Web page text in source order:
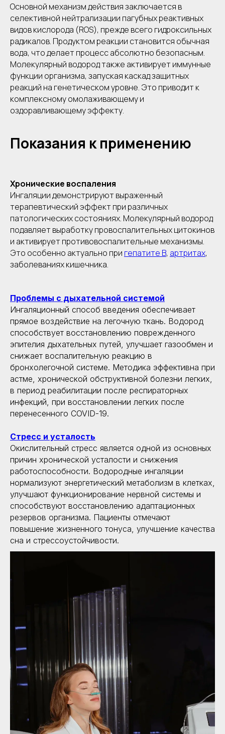
Основной механизм действия заключается в
селективной нейтрализации пагубных реактивных
видов кислорода (ROS), прежде всего гидроксильных
радикалов. Продуктом реакции становится обычная
вода, что делает процесс абсолютно безопасным.
Молекулярный водород также активирует иммунные
функции организма, запуская каскад защитных
реакций на генетическом уровне. Это приводит к
комплексному омолаживающему и
оздоравливающему эффекту.
Показания к применению
Хронические воспаления
Ингаляции демонстрируют выраженный
терапевтический эффект при различных
патологических состояниях. Молекулярный водород
подавляет выработку провоспалительных цитокинов
и активирует противовоспалительные механизмы.
Это особенно актуально при гепатите B, артритах,
заболеваниях кишечника.
Проблемы с дыхательной системой
Ингаляционный способ введения обеспечивает
прямое воздействие на легочную ткань. Водород
способствует восстановлению поврежденного
эпителия дыхательных путей, улучшает газообмен и
снижает воспалительную реакцию в
бронхолегочной системе. Методика эффективна при
астме, хронической обструктивной болезни легких,
в период реабилитации после респираторных
инфекций, при восстановлении легких после
перенесенного COVID-19.
Стресс и усталость
Окислительный стресс является одной из основных
причин хронической усталости и снижения
работоспособности. Водородные ингаляции
нормализуют энергетический метаболизм в клетках,
улучшают функционирование нервной системы и
способствуют восстановлению адаптационных
резервов организма. Пациенты отмечают
повышение жизненного тонуса, улучшение качества
сна и стрессоустойчивости.